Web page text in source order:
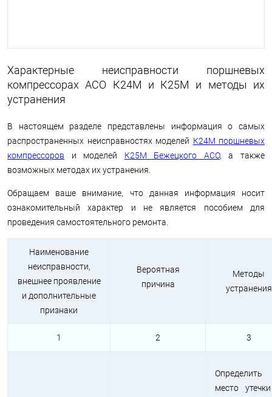
Характерные неисправности поршневых
компрессорах АСО К24М и К25М и методы их
устранения
В настоящем разделе представлены информация о самых
распространенных неисправностях моделей К24М поршневых
компрессоров и моделей К25М Бежецкого АСО, а также
возможных методах их устранения.
Обращаем ваше внимание, что данная информация носит
ознакомительный характер и не является пособием для
проведения самостоятельного ремонта.
Наименование
неисправности,
внешнее проявление
и дополнительные
признаки
Вероятная
причина
Методы
устранения
1 2 3
Определить
место